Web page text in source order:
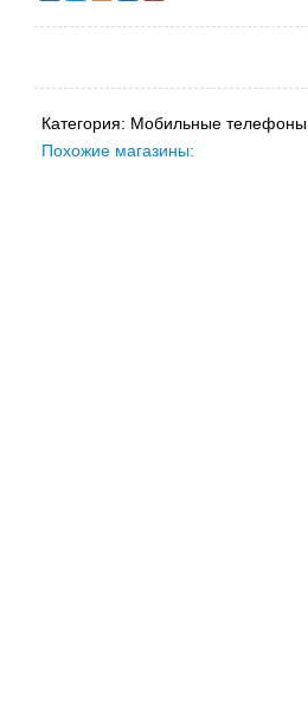
Категория: Мобильные телефоны
Похожие магазины: